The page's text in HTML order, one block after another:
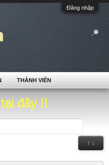
Đăng nhập
đây !!
↑ ↓
THÀNH VIÊN